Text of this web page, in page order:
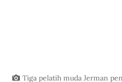
Tiga pelatih muda Jerman